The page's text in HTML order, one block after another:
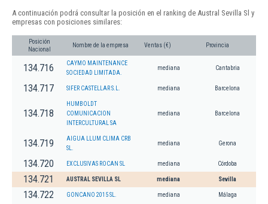
A continuación podrá consultar la posición en el ranking de Austral Sevilla Sl y
empresas con posiciones similares:
Posición
Nacional
Nombre de la empresa Ventas (€) Provincia
134.716
CAYMO MAINTENANCE
SOCIEDAD LIMITADA.
mediana Cantabria
134.717 SIFER CASTELLAR S.L. mediana Barcelona
134.718
HUMBOLDT
COMUNICACION
INTERCULTURAL SA
mediana Barcelona
134.719
AIGUA LLUM CLIMA CRB
SL.
mediana Gerona
134.720 EXCLUSIVAS ROCAN SL mediana Córdoba
134.721 AUSTRAL SEVILLA SL mediana Sevilla
134.722 GONCANO 2015 SL. mediana Málaga